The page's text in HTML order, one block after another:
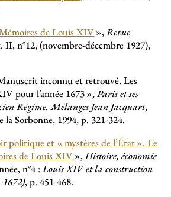
de Louis XIV»,Revue
II, n°12, (novembre-décembre 1927),
inconnu et retrouvé. Les
pour l’année 1673»,Paris et ses
Régime. Mélanges Jean Jacquart,
la Sorbonne, 1994, p. 321-324.
politique et «mystères de l’État». Le
de Louis XIV»,Histoire, économie
n°4 :Louis XIV et la construction
1672), p. 451-468.